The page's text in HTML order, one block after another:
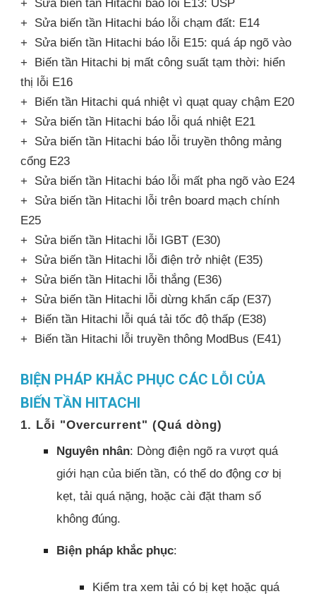
+ Sửa biến tần Hitachi báo lỗi E13: USP
+ Sửa biến tần Hitachi báo lỗi chạm đất: E14
+ Sửa biến tần Hitachi báo lỗi E15: quá áp ngõ vào
+ Biến tần Hitachi bị mất công suất tạm thời: hiển
thị lỗi E16
+ Biến tần Hitachi quá nhiệt vì quạt quay chậm E20
+ Sửa biến tần Hitachi báo lỗi quá nhiệt E21
+ Sửa biến tần Hitachi báo lỗi truyền thông mảng
cổng E23
+ Sửa biến tần Hitachi báo lỗi mất pha ngõ vào E24
+ Sửa biến tần Hitachi lỗi trên board mạch chính
E25
+ Sửa biến tần Hitachi lỗi IGBT (E30)
+ Sửa biến tần Hitachi lỗi điện trở nhiệt (E35)
+ Sửa biến tần Hitachi lỗi thắng (E36)
+ Sửa biến tần Hitachi lỗi dừng khẩn cấp (E37)
+ Biến tần Hitachi lỗi quá tải tốc độ thấp (E38)
+ Biến tần Hitachi lỗi truyền thông ModBus (E41)
BIỆN PHÁP KHẮC PHỤC CÁC LỖI CỦA
BIẾN TẦN HITACHI
1. Lỗi "Overcurrent" (Quá dòng)
Nguyên nhân: Dòng điện ngõ ra vượt quá
giới hạn của biến tần, có thể do động cơ bị
kẹt, tải quá nặng, hoặc cài đặt tham số
không đúng.
Biện pháp khắc phục:
Kiểm tra xem tải có bị kẹt hoặc quá